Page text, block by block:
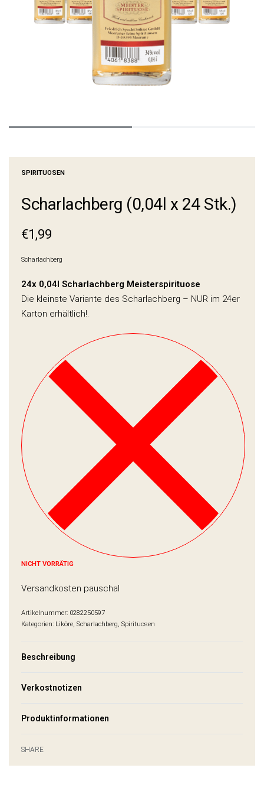
SPIRITUOSEN
Schar­lach­berg (0,04l x 24 Stk.)
€1,99
Scharlachberg
24x 0,04l Scharlachberg Meisterspirituose
Die kleinste Variante des Scharlachberg – NUR im 24er
Karton erhältlich!.
NICHT VORRÄTIG
Versandkosten pauschal
0282250597
Kategorien: Liköre Scharlachberg Spirituosen
Beschreibung
Verkostnotizen
Produktinformationen
SHARE